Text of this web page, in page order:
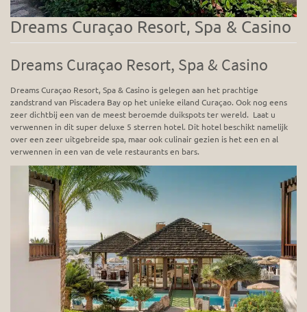
Dreams Curaçao Resort, Spa & Casino
Dreams Curaçao Resort, Spa & Casino
Dreams Curaçao Resort, Spa & Casino is gelegen aan het prachtige
zandstrand van Piscadera Bay op het unieke eiland Curaçao. Ook nog eens
zeer dichtbij een van de meest beroemde duikspots ter wereld. Laat u
verwennen in dit super deluxe 5 sterren hotel. Dit hotel beschikt namelijk
over een zeer uitgebreide spa, maar ook culinair gezien is het een en al
verwennen in een van de vele restaurants en bars.